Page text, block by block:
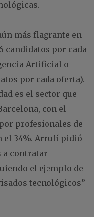
más flagrante en
candidatos por cada
Artificial o
por cada oferta).
es el sector que
con el
profesionales de
el 34%. Arrufí pidió
a contratar
el ejemplo de
tecnológicos”